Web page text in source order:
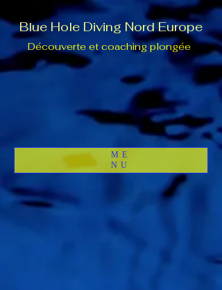
Blue Hole Diving Nord Europe
Découverte et coaching plongée
ME
NU